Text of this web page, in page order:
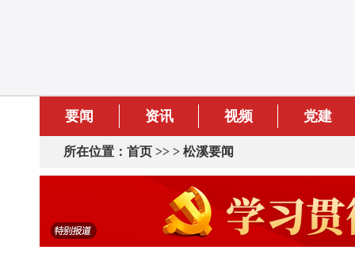
要闻 资讯 视频 党建
所在位置： 首页 >> > 松溪要闻